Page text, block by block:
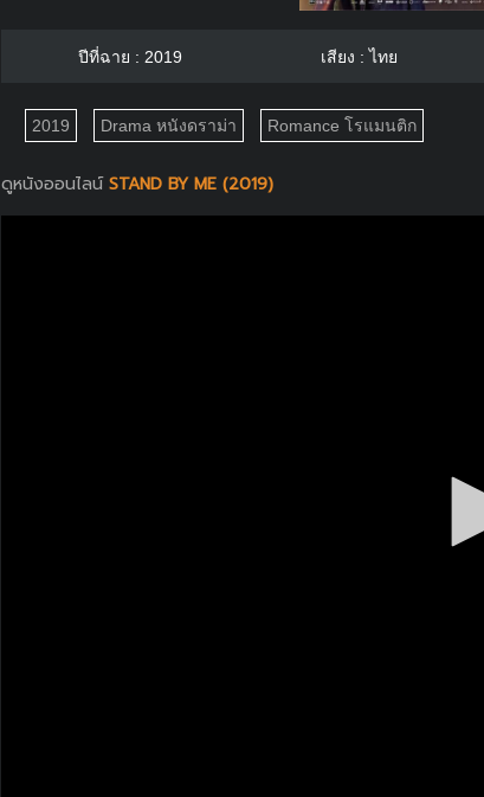
ปีที่ฉาย : 2019 เสียง : ไทย
2019 Drama หนังดราม่า Romance โรแมนติก
ดูหนังออนไลน์STAND BY ME (2019)